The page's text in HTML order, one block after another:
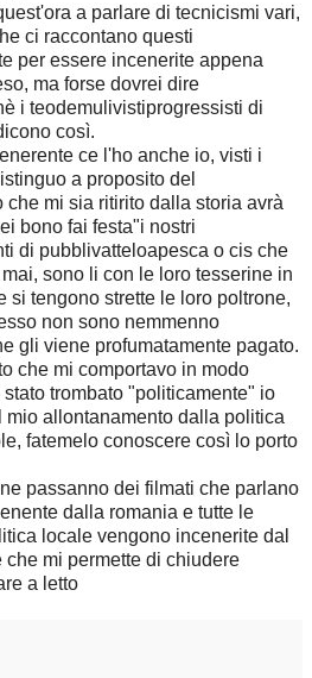
a parlare di tecnicismi vari,
ci raccontano questi
per essere incenerite appena
ma forse dovrei dire
i teodemulivistiprogressisti di
così.
ce l'ho anche io, visti i
a proposito del
che mi sia ritirito dalla storia avrà
bono fai festa"i nostri
di pubblivatteloapesca o cis che
sono li con le loro tesserine in
si tengono strette le loro poltrone,
non sono nemmenno
gli viene profumatamente pagato.
che mi comportavo in modo
trombato "politicamente" io
allontanamento dalla politica
fatemelo conoscere così lo porto
passanno dei filmati che parlano
dalla romania e tutte le
locale vengono incenerite dal
mi permette di chiudere
a letto